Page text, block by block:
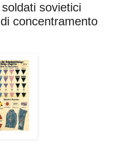
sovietici
concentramento